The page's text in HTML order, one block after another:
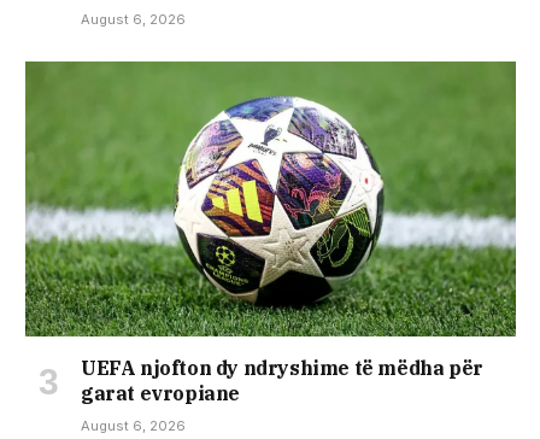
August 6, 2026
UEFA njofton dy ndryshime të mëdha për
garat evropiane
August 6, 2026